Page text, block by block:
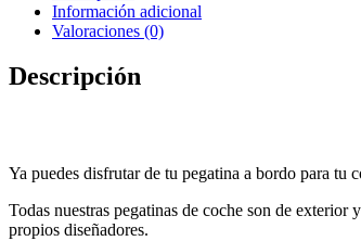
Información adicional
Valoraciones (0)
Descripción
Ya puedes disfrutar de tu pegatina a bordo para tu
Todas nuestras pegatinas de coche son de
propios diseñadores.